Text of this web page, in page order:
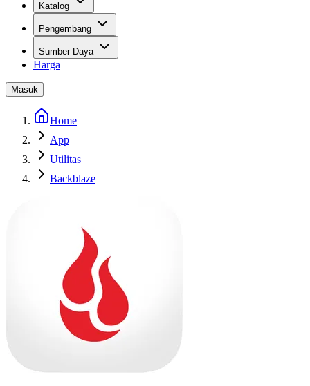
Katalog
Pengembang
Sumber Daya
Harga
Masuk
Home
App
Utilitas
Backblaze